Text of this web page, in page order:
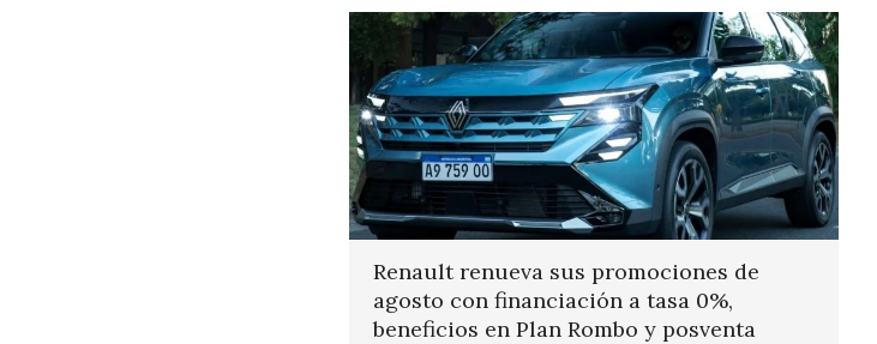
Renault renueva sus promociones de
agosto con financiación a tasa 0%,
beneficios en Plan Rombo y posventa